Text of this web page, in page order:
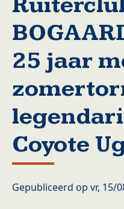
25 jaar
Coyote
Gepubliceerd op vr, 15/